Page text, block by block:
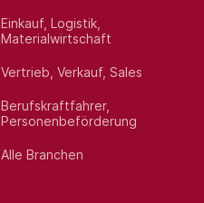
Einkauf, Logistik,
Materialwirtschaft
Vertrieb, Verkauf, Sales
Berufskraftfahrer,
Personenbeförderung
Alle Branchen